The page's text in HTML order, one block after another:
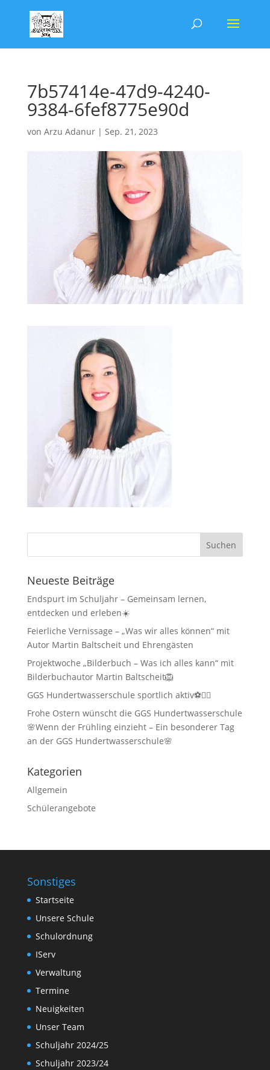
7b57414e-47d9-4240-
9384-6fef8775e90d
von Arzu Adanur| Sep. 21, 2023
Neueste Beiträge
Endspurt im Schuljahr – Gemeinsam lernen,
entdecken und erleben☀️
Feierliche Vernissage – „Was wir alles können“ mit
Autor Martin Baltscheit und Ehrengästen
Projektwoche „Bilderbuch – Was ich alles kann“ mit
Bilderbuchautor Martin Baltscheit🦁
GGS Hundertwasserschule sportlich aktiv⚽🏃‍♂️
Frohe Ostern wünscht die GGS Hundertwasserschule
🌸Wenn der Frühling einzieht – Ein besonderer Tag
an der GGS Hundertwasserschule🌸
Kategorien
Allgemein
Schülerangebote
Sonstiges
Startseite
Unsere Schule
Schulordnung
IServ
Verwaltung
Termine
Neuigkeiten
Unser Team
Schuljahr 2024/25
Schuljahr 2023/24